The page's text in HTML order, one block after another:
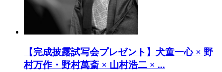
【完成披露試写会プレゼント】犬童一心 × 野
村万作・野村萬斎 × 山村浩二 × ...